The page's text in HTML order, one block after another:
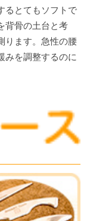
るとてもソフトで
背骨の土台と考
ります。急性の腰
みを調整するのに